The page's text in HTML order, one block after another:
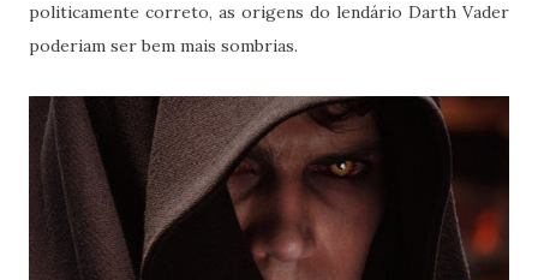
politicamente correto, as origens do lendário Darth Vader
poderiam ser bem mais sombrias.